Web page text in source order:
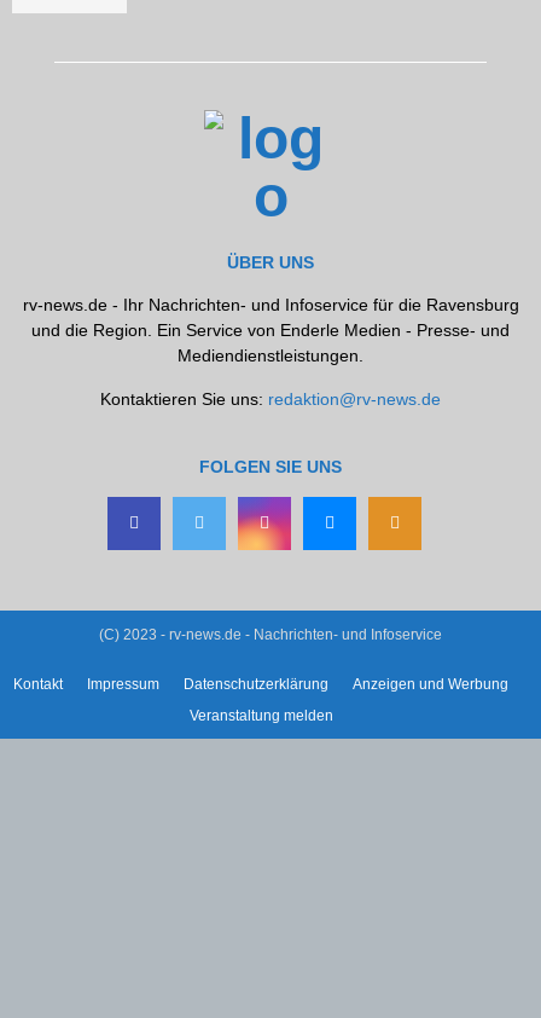
ÜBER UNS
rv-news.de - Ihr Nachrichten- und Infoservice für die Ravensburg
und die Region. Ein Service von Enderle Medien - Presse- und
Mediendienstleistungen.
Kontaktieren Sie uns: redaktion@rv-news.de
FOLGEN SIE UNS
(C) 2023 - rv-news.de - Nachrichten- und Infoservice
Kontakt Impressum Datenschutzerklärung
Anzeigen und Werbung
Veranstaltung melden